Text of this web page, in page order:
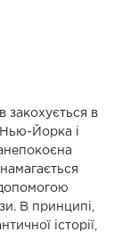
закохується в
Йорка і
допомогою
В принципі,
історії,